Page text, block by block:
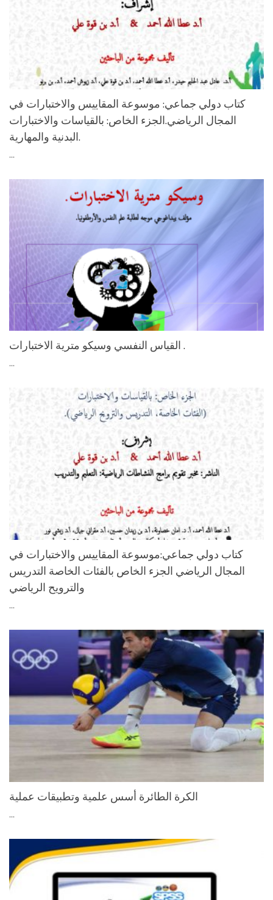
كتاب دولي جماعي: موسوعة المقاييس والاختبارات في
المجال الرياضي.الجزء الخاص: بالقياسات والاختبارات
البدنية والمهارية.
...
اﻟﻘﻴﺎس اﻟﻨﻔﺴﻲ وﺳﻴﻜﻮ ﻣﺘﺮﻳﺔ اﻻﺧﺘﺒﺎرات .
...
كتاب دولي جماعي:موسوعة المقاييس والاختبارات في
المجال الرياضي الجزء الخاص بالفئات الخاصة التدريس
والترويح الرياضي
...
الكرة الطائرة أسس علمية وتطبيقات عملية
...